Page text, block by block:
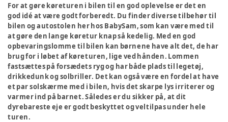
For at gøre køreturen i bilen til en god oplevelse er det en
god idé at være godt forberedt. Du finder diverse tilbehør til
bilen og autostolen her hos BabySam, som kan være med til
at gøre den lange køretur knap så kedelig. Med en god
opbevaringslomme til bilen kan børnene have alt det, de har
brug for i løbet af køreturen, lige ved hånden. Lommen
fastsættes på forsædets ryg og har både plads til legetøj,
drikkedunk og solbriller. Det kan også være en fordel at have
et par solskærme med i bilen, hvis det skarpe lys irriterer og
varmer ind på barnet. Således er du sikker på, at dit
dyrebareste eje er godt beskyttet og veltilpas under hele
turen.